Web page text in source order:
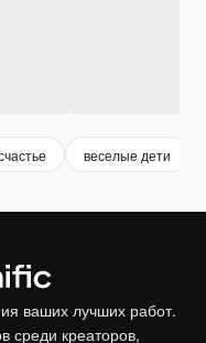
веселые дети
ваших лучших работ.
среди креаторов,